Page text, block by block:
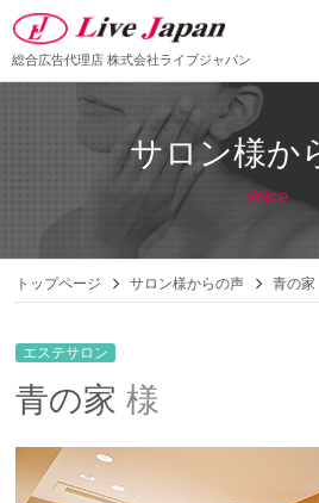
会社情報
スタッフ紹介
総合広告代理店 株式会社ライブジャパン
サロン様か
Voice
トップページ サロン様からの声 青の家
エステサロン
青の家様